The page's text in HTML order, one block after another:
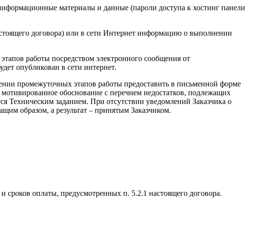
материалы и данные (пароли доступа к хостинг панели
договора) или в сети Интернет информацию о выполнении
работы посредством электронного сообщения от
опубликован в сети интернет.
промежуточных этапов работы предоставить в письменной форме
обоснование с перечнем недостатков, подлежащих
Техническим заданием. При отсутствии уведомлений Заказчика о
образом, а результат – принятым Заказчиком.
сроков оплаты, предусмотренных п. 5.2.1 настоящего договора.